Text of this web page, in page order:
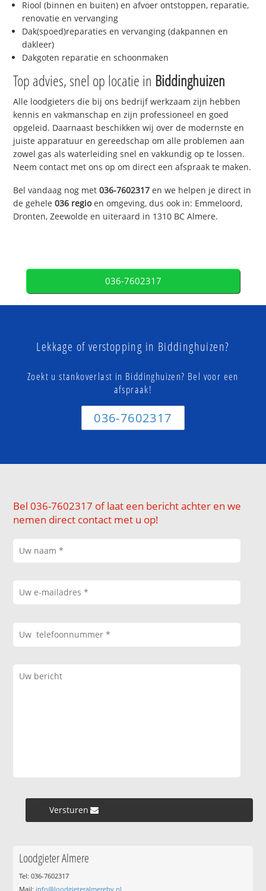
Riool (binnen en buiten) en afvoer ontstoppen, reparatie,
renovatie en vervanging
Dak(spoed)reparaties en vervanging (dakpannen en
dakleer)
Dakgoten reparatie en schoonmaken
Top advies, snel op locatie in Biddinghuizen
Alle loodgieters die bij ons bedrijf werkzaam zijn hebben
kennis en vakmanschap en zijn professioneel en goed
opgeleid. Daarnaast beschikken wij over de modernste en
juiste apparatuur en gereedschap om alle problemen aan
zowel gas als waterleiding snel en vakkundig op te lossen.
Neem contact met ons op om direct een afspraak te maken.
Bel vandaag nog met036-7602317 en we helpen je direct in
de gehele036 regioen omgeving, dus ook in: Emmeloord,
Dronten, Zeewolde en uiteraard in 1310 BC Almere.
036-7602317
Lekkage of verstopping in Biddinghuizen?
Zoekt u stankoverlast in Biddinghuizen? Bel voor een
afspraak!
036-7602317
Bel 036-7602317 of laat een bericht achter en we
nemen direct contact met u op!
Versturen »
Loodgieter Almere
Tel: 036-7602317
Mail: info@loodgieteralmerebv.nl